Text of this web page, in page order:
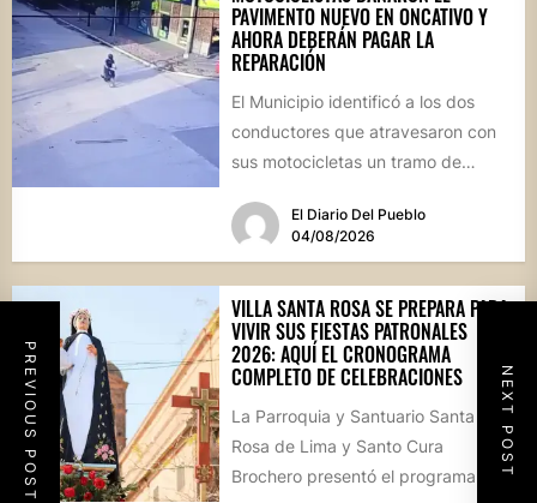
PREVIOUS POST NEXT POST
PAVIMENTO NUEVO EN ONCATIVO Y
AHORA DEBERÁN PAGAR LA
REPARACIÓN
El Municipio identificó a los dos
conductores que atravesaron con
sus motocicletas un tramo de
calle...
El Diario Del Pueblo
04/08/2026
VILLA SANTA ROSA SE PREPARA PARA
VIVIR SUS FIESTAS PATRONALES
2026: AQUÍ EL CRONOGRAMA
COMPLETO DE CELEBRACIONES
La Parroquia y Santuario Santa
Rosa de Lima y Santo Cura
Brochero presentó el programa